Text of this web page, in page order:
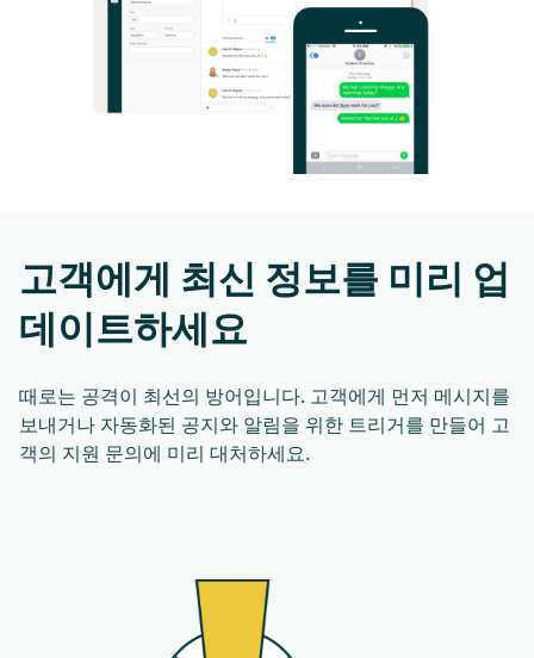
고객에게 최신 정보를 미리 업
데이트하세요
때로는 공격이 최선의 방어입니다. 고객에게 먼저 메시지를
보내거나 자동화된 공지와 알림을 위한 트리거를 만들어 고
객의 지원 문의에 미리 대처하세요.